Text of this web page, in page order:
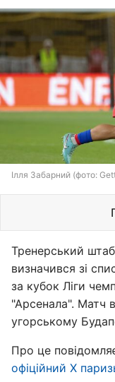
Ілля Забарний (фото:
Тренерський
визначився зі
за кубок Ліги
"Арсенала". Матч
угорському
Про це
офіційний Х